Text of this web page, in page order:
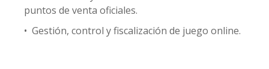
puntos de venta oficiales.
• Gestión, control y fiscalización de juego online.